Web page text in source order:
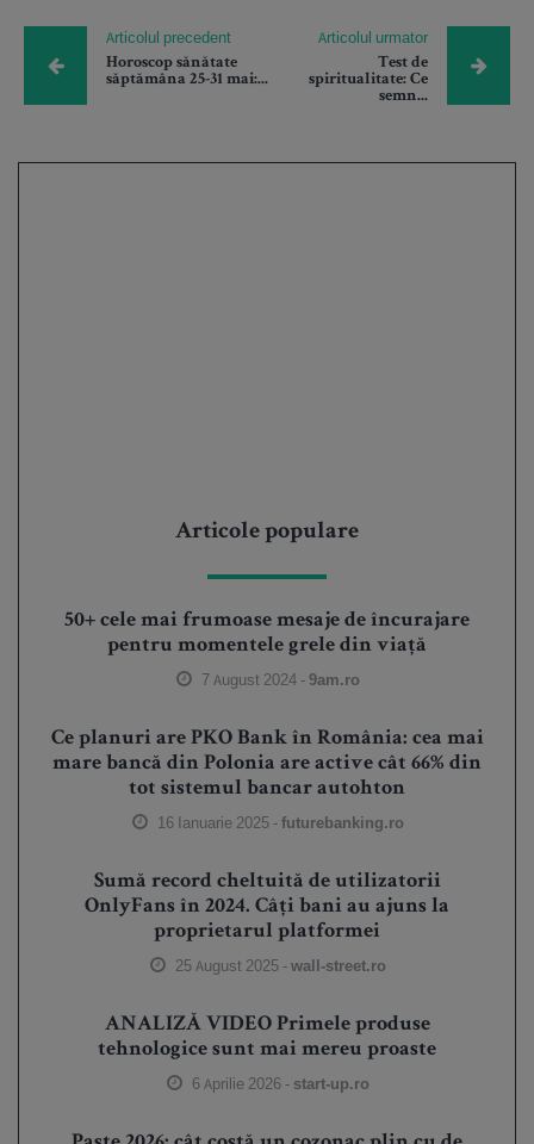
Articolul precedent
Horoscop sănătate
săptămâna 25-31 mai:...
Articolul urmator
Test de
spiritualitate: Ce
semn...
Articole populare
50+ cele mai frumoase mesaje de încurajare
pentru momentele grele din viață
7 August 2024 -9am.ro
Ce planuri are PKO Bank în România: cea mai
mare bancă din Polonia are active cât 66% din
tot sistemul bancar autohton
16 Ianuarie 2025 -futurebanking.ro
Sumă record cheltuită de utilizatorii
OnlyFans în 2024. Câți bani au ajuns la
proprietarul platformei
25 August 2025 -wall-street.ro
ANALIZĂ VIDEO Primele produse
tehnologice sunt mai mereu proaste
6 Aprilie 2026 - start-up.ro